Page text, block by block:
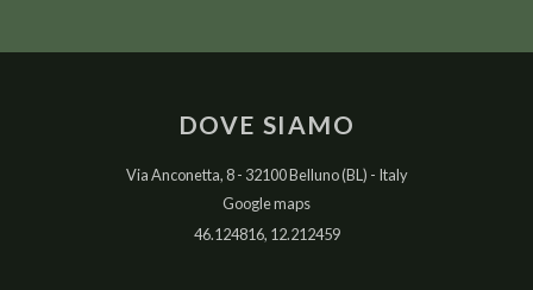
DOVE SIAMO
Via Anconetta, 8 32100 Belluno (BL)
Italy
Google maps
46.124816, 12.212459